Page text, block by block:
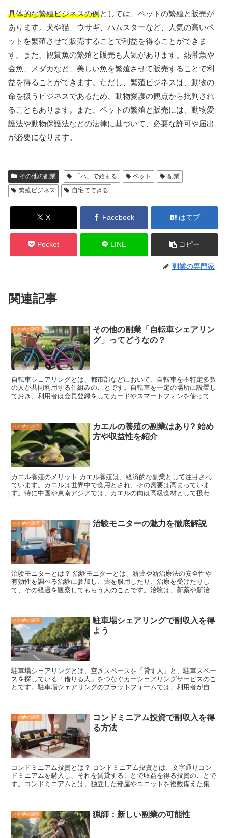
具体的な繁殖ビジネスの例としては、ペットの繁殖と販売が
あります。犬や猫、ウサギ、ハムスターなど、人気の高いペ
ットを繁殖させて販売することで利益を得ることができま
す。また、観賞魚の繁殖と販売も人気があります。熱帯魚や
金魚、メダカなど、美しい魚を繁殖させて販売することで利
益を得ることができます。ただし、繁殖ビジネスは、動物の
命を扱うビジネスであるため、動物愛護の観点から批判され
ることもあります。また、ペットの繁殖と販売には、動物愛
護法や動物保護法などの法律に基づいて、必要な許可や届出
が必要になります。
その他の副業 「ハ」で始まる ペット
副業
繁殖ビジネス
自宅でできる
X Facebook はてブ
Pocket LINE コピー
副業の専門家
関連記事
その他の副業
その他の副業「自転車シェアリン
グ」ってどうなの？
自転車シェアリングとは、都市部などにおいて、自転車を不特定多数
の人が共同利用する仕組みのことです。自転車を一定の場所に設置し
ておき、利用者は会員登録をしてカードやスマートフォンを使って自
を集めており、世界中の多くの都市で導入されています。その理由は
いくつかありますが、その一つは、自転車シェアリングは、自動車や
バスなどの公共交通機関よりもはるかに安価であり、公共交通機関が
ない地域でも移動手段として利用できること
グは健康にも良いとされており、健康志向の高まりとともに自転車シ
ェアリングの需要が高まっています。
その他の副業
カエルの養殖の副業はあり? 始め
方や収益性を紹介
カエル養殖のメリット
ています。カエルは世界中で食用とされ、その需要は高まっていま
す。特に中国や東南アジアでは、カエルの肉は高級食材として扱われ
必要があります。カエルは高温多湿を好みますので、養殖場は、日当
たりがよく、風通しの良い場所に設置する必要があります。また、養
殖場には、カエルの住処となる水槽やケージが必要です。
餌カエルは、昆虫食が主食です。そのため、養殖場では、カエルに
餌を与える必要があります。餌は、市販のカエル用飼料や、自分で集
めた昆虫を与えます。自分で昆虫を集める場合は、農薬や除草剤を使
用していない畑や山林で集める必要があります。カエルの養殖のリ
スクカエル養殖には、いくつかのリスクがあります。その一つは、
カエルが病気にかかることです。カエルは、さまざまな病気にかかる
ます。天敵には、ヘビや鳥などがいます。そのため、養殖場では、カ
エルを天敵から守るための対策が必要です。
その他の副業 治験モニターの魅力を徹底解説
治験モニターとは？ 治験モニターとは、 新薬や新治療法の安全性や
有効性を調べる治験に参加し、薬を服用したり、治療を受けたりし
て、その経過を観察してもらう人のことです。治験は、新薬や新治療
は、一定の条件を満たす必要があります。一般的には、
18歳以上、
健康状態が良好で、治験に参加する意思がある人が対象となります。
また、治験の内容によっては、特定の疾患を患っている人や、特定の
薬を服用している人など、参加条件が異なる場合があります。
その他の副業
駐車場シェアリングで副収入を得
よう
駐車場シェアリングとは、 空きスペースを「貸す人」と、駐車スペー
スを探している「借りる人」をつなぐカーシェアリングサービスのこ
とです。駐車場シェアリングのプラットフォームでは、利用者が自分
効活用できるため、社会全体でのカーボンニュートラルの実現に貢献
しています。また、空きスペースを貸し出す人にとっては、駐車場を
貸し出すことで収入を得ることができるメリットがあります。借りる
人にとっては、駐車場を借りることで、駐車場代を節約できるメリッ
トがあります。駐車場シェアリングは、空きスペースを有効活用し、
駐車場代を節約することができます。
その他の副業
コンドミニアム投資で副収入を得
る方法
コンドミニアム投資とは？
ドミニアムを購入し、それを賃貸することで収益を得る投資のことで
す。コンドミニアムとは、独立した部屋やユニットを複数備えた集合
す。コンドミニアム投資は、比較的少額の資金から始めることがで
き、不動産投資の中でも比較的リスクが低いとされています。また、
賃貸料収入が安定しているため、長期的に安定した収益を得ることが
できます。
その他の副業 猟師：新しい副業の可能性